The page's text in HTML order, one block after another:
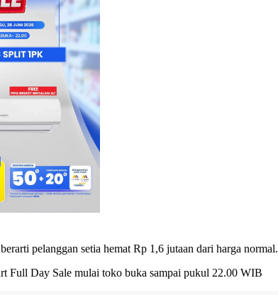
pelanggan setia hemat Rp 1,6 jutaan dari harga normal.
Full Day Sale mulai toko buka sampai pukul 22.00 WIB